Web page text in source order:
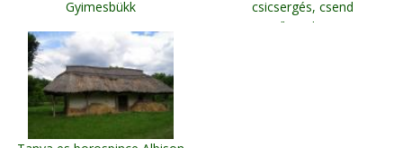
Gyimesbükk
csicsergés, csend
Csíkmadaras